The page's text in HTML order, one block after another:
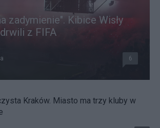
zadymienie". Kibice Wisły
z FIFA
6
Kraków. Miasto ma trzy kluby w